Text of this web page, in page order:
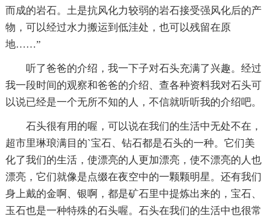
而成的岩石。土是抗风化力较弱的岩石接受强风化后的产
物，可以经过水力搬运到低洼处，也可以残留在原
地……”
听了爸爸的介绍，我一下子对石头充满了兴趣。经过
我一段时间的观察和爸爸的介绍、查各种资料我对石头可
以说已经是一个无所不知的人，不信就听听我的介绍吧。
石头很有用的喔，可以说在我们的生活中无处不在，
超市里琳琅满目的`宝石、钻石都是石头的一种。它们美
化了我们的生活，使漂亮的人更加漂亮，使不漂亮的人也
漂亮，它们就像是点缀在夜空中的一颗颗明星。还有我们
身上戴的金啊、银啊，都是矿石里中提炼出来的，宝石、
玉石也是一种特殊的石头喔。石头在我们的生活中也很常